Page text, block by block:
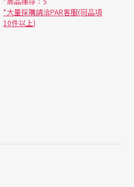
*大量採購請洽PAR客服(同品項
10件以上)